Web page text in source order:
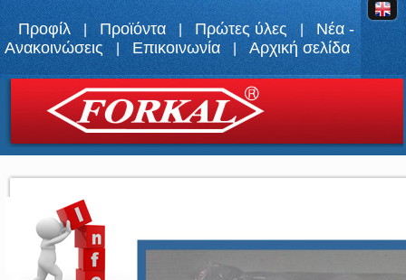
Προφίλ Προϊόντα Πρώτες ύλες
Νέα -
Ανακοινώσεις
Επικοινωνία Αρχική σελίδα